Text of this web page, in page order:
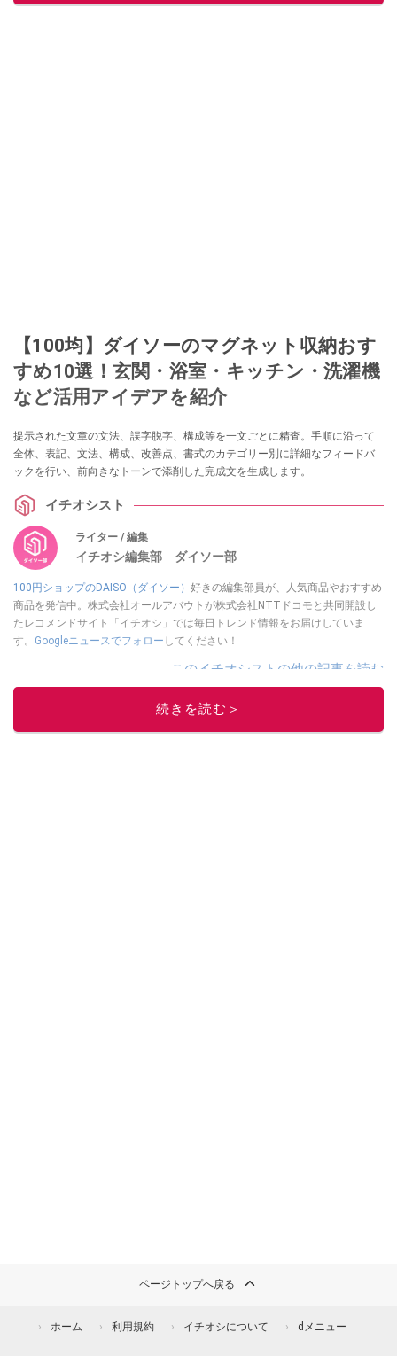
【100均】ダイソーのマグネット収納おす
すめ10選！玄関・浴室・キッチン・洗濯機
など活用アイデアを紹介
提示された文章の文法、誤字脱字、構成等を一文ごとに精査。手順に沿って
全体、表記、文法、構成、改善点、書式のカテゴリー別に詳細なフィードバ
ックを行い、前向きなトーンで添削した完成文を生成します。
イチオシスト
ライター / 編集
イチオシ編集部 ダイソー部
100円ショップのDAISO（ダイソー） 好きの編集部員が、人気商品やおすすめ
商品を発信中。株式会社オールアバウトが株式会社NTTドコモと共同開設し
たレコメンドサイト「イチオシ」では毎日トレンド情報をお届けしていま
す。 Googleニュースでフォロー してください！
このイチオシストの他の記事を読む
続きを読む＞
ページトップへ戻る
ホーム 利用規約 イチオシについて dメニュー